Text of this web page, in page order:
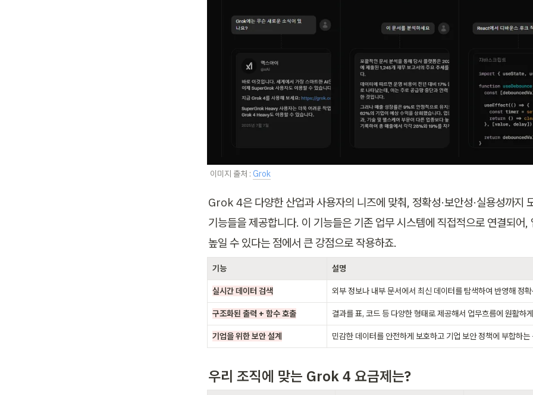
이미지 출처 : Grok
Grok 4은 다양한 산업과 사용자의 니즈에 맞춰, 정확성·보안성·실용성까지
기능들을 제공합니다. 이 기능들은 기존 업무 시스템에 직접적으로 연결되어,
높일 수 있다는 점에서 큰 강점으로 작용하죠.
기능 설명
실시간 데이터 검색 외부 정보나 내부 문서에서 최신 데이터를 탐색하여 반영해 정
구조화된 출력 + 함수 호출 결과를 표, 코드 등 다양한 형태로 제공해서 업무흐름에 원활하
기업을 위한 보안 설계 민감한 데이터를 안전하게 보호하고 기업 보안 정책에 부합하
우리 조직에 맞는 Grok 4 요금제는?